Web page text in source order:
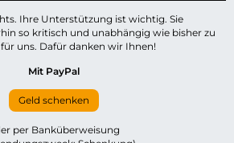
Ihre Unterstützung ist wichtig. Sie
so kritisch und unabhängig wie bisher zu
uns. Dafür danken wir Ihnen!
Mit PayPal
Geld schenken
per Banküberweisung